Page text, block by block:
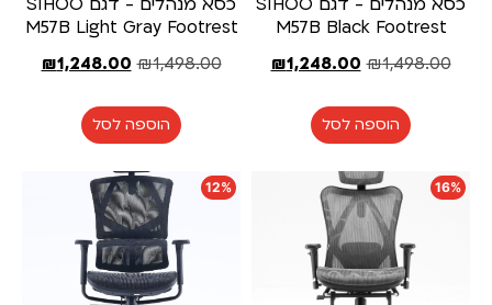
M57B Black Footrest
₪1,498.00
₪1,248.00
הוספה לסל
M57B Light Gray Footrest
₪1,498.00
₪1,248.00
הוספה לסל
16%
12%